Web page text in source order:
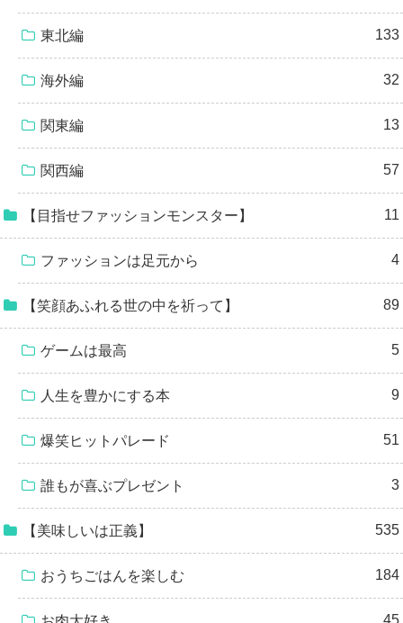
東北編 133
海外編 32
関東編 13
関西編 57
【目指せファッションモンスター】 11
ファッションは足元から 4
【笑顔あふれる世の中を祈って】 89
ゲームは最高 5
人生を豊かにする本 9
爆笑ヒットパレード 51
誰もが喜ぶプレゼント 3
【美味しいは正義】 535
おうちごはんを楽しむ 184